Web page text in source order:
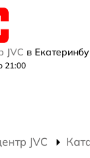
JVC в
21:00
JVC